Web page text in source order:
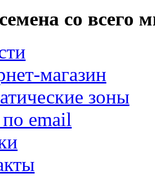
со всего
магазин
зоны
по email